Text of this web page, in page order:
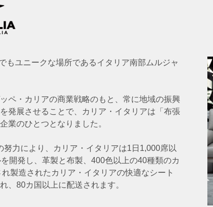
もユニークな場所であるイタリア南部ムルジャ
ペ・カリアの商業戦略のもと、常に地域の振興
発展させることで、カリア・イタリアは「布張
業のひとつとなりました。
力により、カリア・イタリアは1日1,000席以
開発し、革製と布製、400色以上の40種類のカ
製造されたカリア・イタリアの快適なシート
、80カ国以上に配送されます。